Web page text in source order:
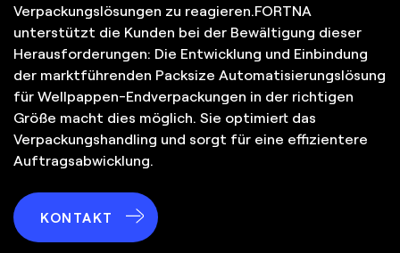
Verpackungslösungen zu reagieren.FORTNA
unterstützt die Kunden bei der Bewältigung dieser
Herausforderungen: Die Entwicklung und Einbindung
der marktführenden Packsize Automatisierungslösung
für Wellpappen-Endverpackungen in der richtigen
Größe macht dies möglich. Sie optimiert das
Verpackungshandling und sorgt für eine effizientere
Auftragsabwicklung.
KONTAKT